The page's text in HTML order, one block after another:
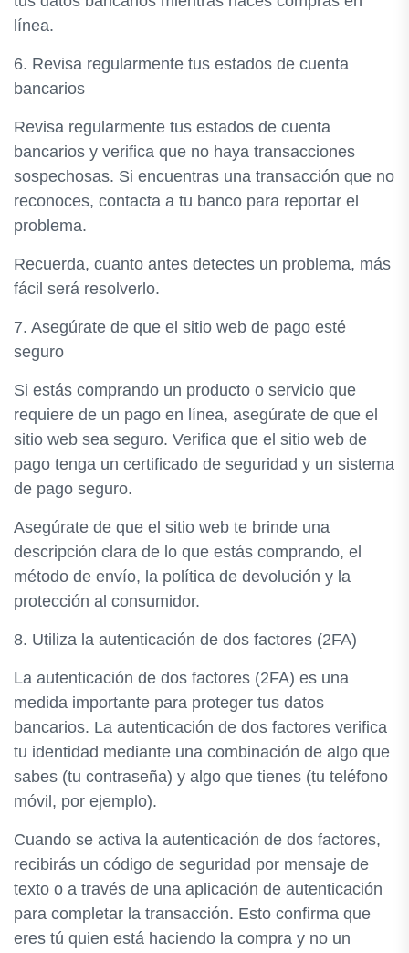
línea.
6. Revisa regularmente tus estados de cuenta
bancarios
Revisa regularmente tus estados de cuenta
bancarios y verifica que no haya transacciones
sospechosas. Si encuentras una transacción que no
reconoces, contacta a tu banco para reportar el
problema.
Recuerda, cuanto antes detectes un problema, más
fácil será resolverlo.
7. Asegúrate de que el sitio web de pago esté
seguro
Si estás comprando un producto o servicio que
requiere de un pago en línea, asegúrate de que el
sitio web sea seguro. Verifica que el sitio web de
pago tenga un certificado de seguridad y un sistema
de pago seguro.
Asegúrate de que el sitio web te brinde una
descripción clara de lo que estás comprando, el
método de envío, la política de devolución y la
protección al consumidor.
8. Utiliza la autenticación de dos factores (2FA)
La autenticación de dos factores (2FA) es una
medida importante para proteger tus datos
bancarios. La autenticación de dos factores verifica
tu identidad mediante una combinación de algo que
sabes (tu contraseña) y algo que tienes (tu teléfono
móvil, por ejemplo).
Cuando se activa la autenticación de dos factores,
recibirás un código de seguridad por mensaje de
texto o a través de una aplicación de autenticación
para completar la transacción. Esto confirma que
eres tú quien está haciendo la compra y no un